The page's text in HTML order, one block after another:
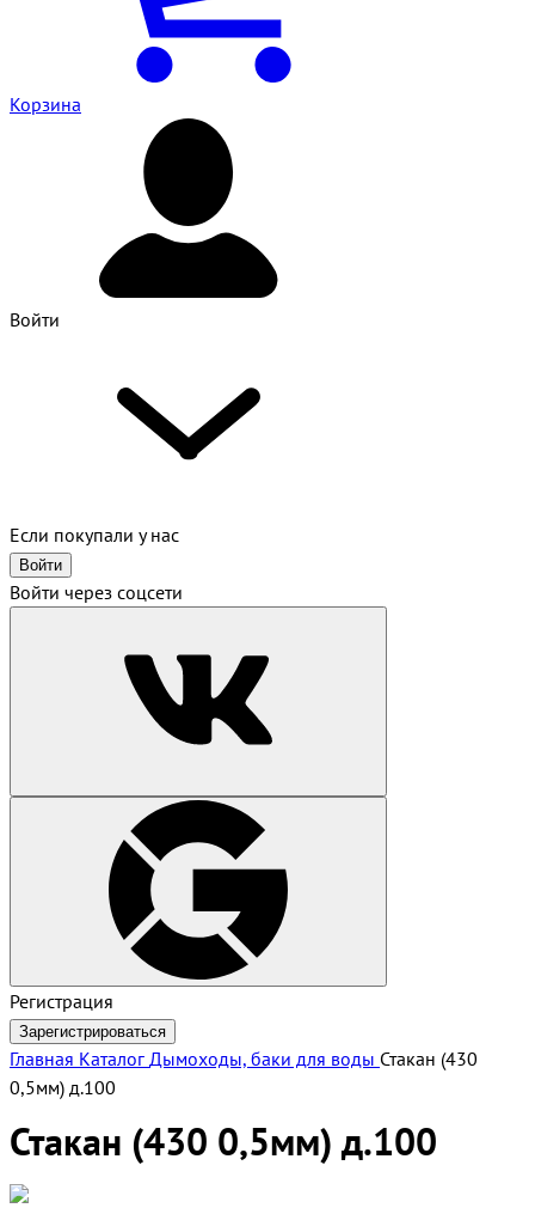
Корзина
Войти
Если покупали у нас
Войти
Войти через соцсети
Регистрация
Зарегистрироваться
Главная Каталог Дымоходы, баки для воды Стакан (430
0,5мм) д.100
Стакан (430 0,5мм) д.100